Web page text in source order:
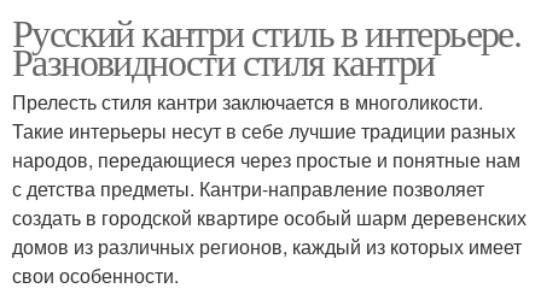
Русский кантри стиль в интерьере.
Разновидности стиля кантри
Прелесть стиля кантри заключается в многоликости.
Такие интерьеры несут в себе лучшие традиции разных
народов, передающиеся через простые и понятные нам
с детства предметы. Кантри-направление позволяет
создать в городской квартире особый шарм деревенских
домов из различных регионов, каждый из которых имеет
свои особенности.